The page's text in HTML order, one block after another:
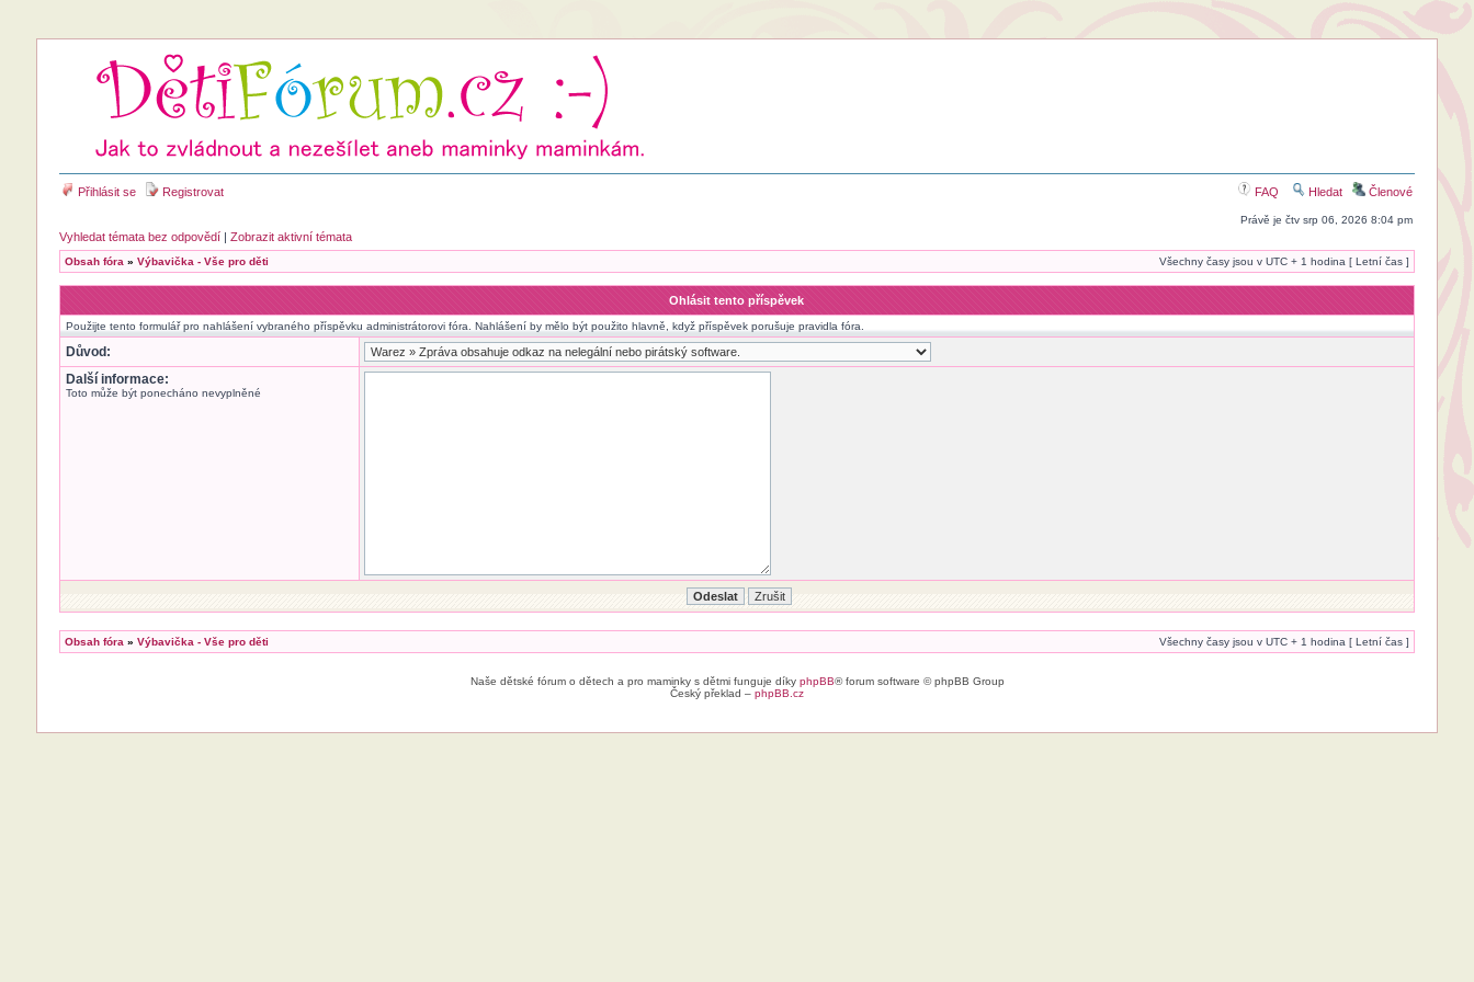
Přihlásit se Registrovat FAQ Hledat Členové
Právě je čtv srp 06, 2026 8:04 pm
Vyhledat témata bez odpovědí| Zobrazit aktivní témata
Obsah fóra » Výbavička - Vše pro děti Všechny časy jsou v UTC + 1 hodina [ Letní čas ]
Ohlásit tento příspěvek
Použijte tento formulář pro nahlášení vybraného příspěvku administrátorovi fóra. Nahlášení by mělo být použito hlavně, když příspěvek porušuje pravidla fóra.
Důvod:
Další informace:
Toto může být ponecháno nevyplněné
Obsah fóra » Výbavička - Vše pro děti Všechny časy jsou v UTC + 1 hodina [ Letní čas ]
Naše dětské fórum o dětech a pro maminky s dětmi funguje díky phpBB® forum software © phpBB Group
Český překlad – phpBB.cz